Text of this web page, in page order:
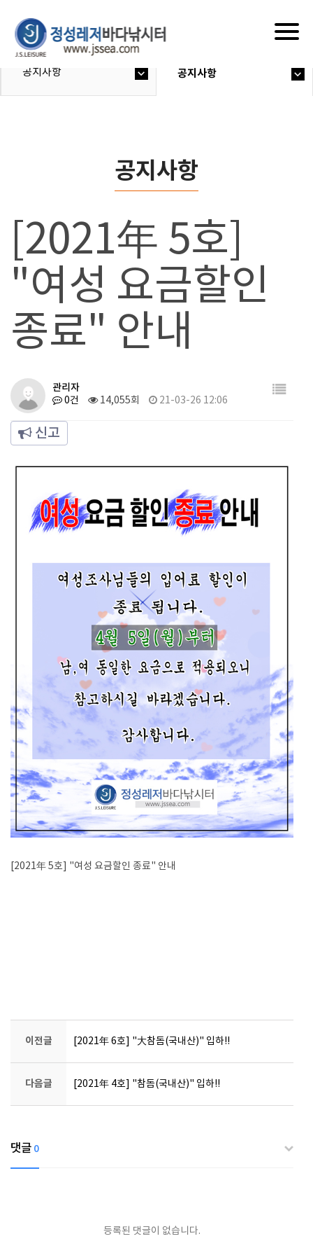
공지사항 공지사항
공지사항
[2021年 5호]
"여성 요금할인
종료" 안내
관리자
0건 14,055회 21-03-26 12:06
신고
[2021年 5호] "여성 요금할인 종료" 안내
이전글 [2021年 6호] "大참돔(국내산)" 입하!!
다음글 [2021年 4호] "참돔(국내산)" 입하!!
댓글 0
등록된 댓글이 없습니다.